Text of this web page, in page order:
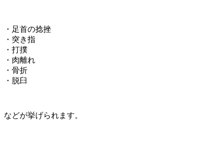
・足首の捻挫
・突き指
・打撲
・肉離れ
・骨折
・脱臼
などが挙げられます。